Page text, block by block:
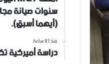
(أيهما أسبق).
منذ 21 ساعة
دراسة أميركية